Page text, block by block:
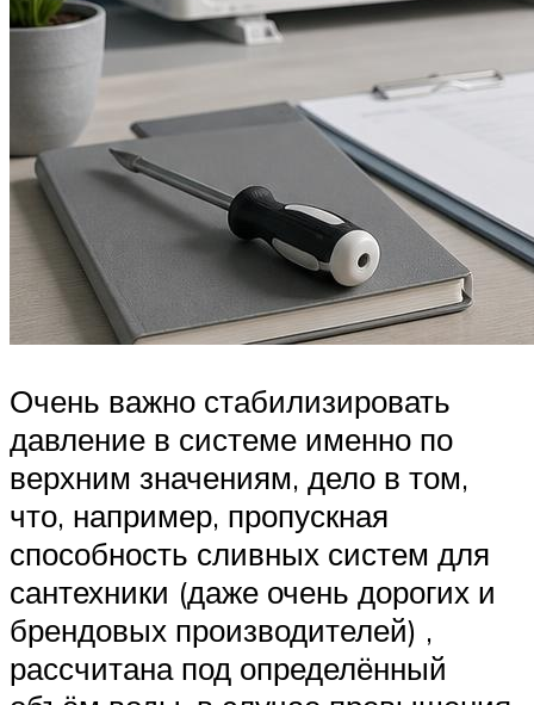
Очень важно стабилизировать
давление в системе именно по
верхним значениям, дело в том,
что, например, пропускная
способность сливных систем для
сантехники (даже очень дорогих и
брендовых производителей) ,
рассчитана под определённый